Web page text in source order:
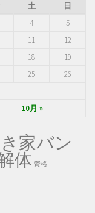
土 日
10月 »
4
5
11
12
18
19
25
26
家バン
体 資格